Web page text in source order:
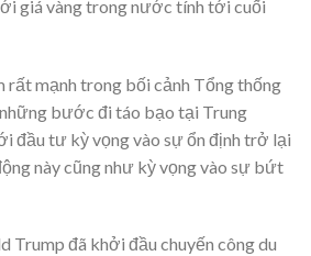
giá vàng trong nước tính tới cuối
rất mạnh trong bối cảnh Tổng thống
bước đi táo bạo tại Trung
đầu tư kỳ vọng vào sự ổn định trở lại
này cũng như kỳ vọng vào sự bứt
Trump đã khởi đầu chuyến công du